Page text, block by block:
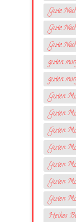
Gute
Gute
Gute
guten
guten
Guten
Guten
Guten
Guten
Guten
Guten
Guten
Heikes